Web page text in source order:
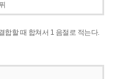
합할 때 합쳐서 1 음절로 적는다.